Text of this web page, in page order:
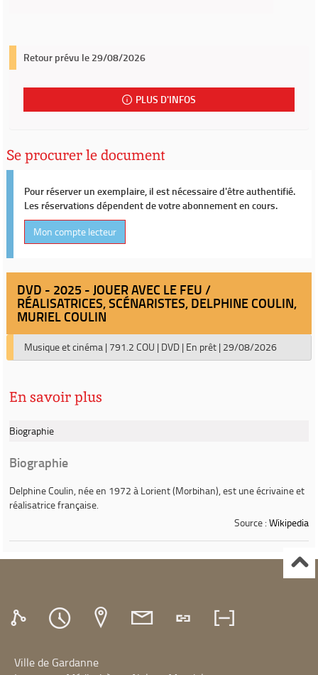
Retour prévu le 29/08/2026
PLUS D'INFOS
Se procurer le document
Pour réserver un exemplaire, il est nécessaire d'être authentifié.
Les réservations dépendent de votre abonnement en cours.
Mon compte lecteur
DVD - 2025 - JOUER AVEC LE FEU /
RÉALISATRICES, SCÉNARISTES, DELPHINE COULIN,
MURIEL COULIN
Musique et cinéma | 791.2 COU | DVD | En prêt | 29/08/2026
En savoir plus
Biographie
Biographie
Delphine Coulin, née en 1972 à Lorient (Morbihan), est une écrivaine et
réalisatrice française.
Source : Wikipedia
Ville de Gardanne